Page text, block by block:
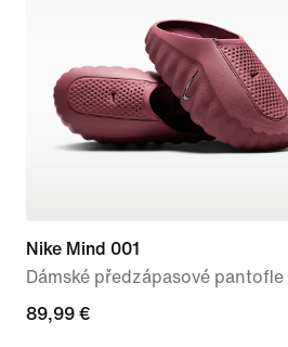
Nike Mind 001
Dámské předzápasové pantofle
89,99 €
89,99 €